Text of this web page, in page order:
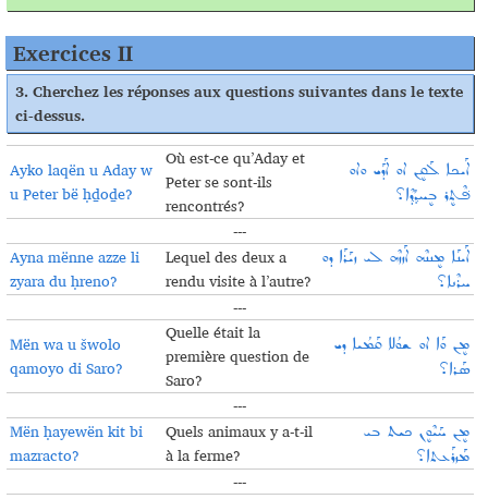
Exercices II
3. Cherchez les réponses aux questions suivantes dans le texte
ci-dessus.
Ayko laqën u Aday w
u Peter bë ḥḏoḏe?
Où est-ce qu’Aday et
Peter se sont-ils
rencontrés?
ܐܰܝܟܐ ܠܰܩܷܢ ܐܘ ܐܰܕܰܝ ܘܐܘ
ܦ݁ܶܬܷܪ ܒܷܚܕ݂ܳܕ݂ܶܐ؟
---
Ayna mënne azze li
zyara du ḥreno?
Lequel des deux a
rendu visite à l’autre?
ܐܰܝܢܰܐ ܡܷܢܢܶܗ ܐܰܙܙܶܗ ܠܝ ܙܝܰܪܰܐ ܕܘ
ܚܪܶܢܐ؟
---
Mën wa u šwolo
qamoyo di Saro?
Quelle était la
première question de
Saro?
ܡܷܢ ܘܰܐ ܐܘ ܫܘܳܠܐ ܩܰܡܳܝܐ ܕܝ
ܣܰܪܐ؟
---
Mën ḥayewën kit bi
mazracto?
Quels animaux y a-t-il
à la ferme?
ܡܷܢ ܚܰܝܶܘܷܢ ܟܝܬ ܒܝ
ܡܰܙܪܰܥܬܐ؟
---